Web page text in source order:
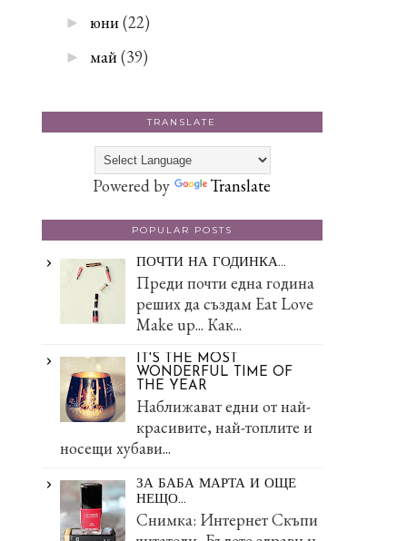
► юни(22)
► май (39)
TRANSLATE
Powered by Translate
POPULAR POSTS
ПОЧТИ НА ГОДИНКА...
Преди почти една година
реших да създам Eat Love
Make up... Как...
IT'S THE MOST
WONDERFUL TIME OF
THE YEAR
Наближават едни от най-
красивите, най-топлите и
носещи хубави...
ЗА БАБА МАРТА И ОЩЕ
НЕЩО...
Снимка: Интернет Скъпи